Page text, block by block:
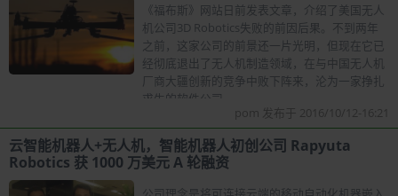
《福布斯》网站日前发表文章，介绍了美国无人
机公司3D Robotics失败的前因后果。不到两年
之前，这家公司的前景还一片光明，但现在它已
经彻底退出了无人机制造领域，在与中国无人机
厂商大疆创新的竞争中败下阵来，沦为一家挣扎
求生的软件公司。
pom 发布于 2016/10/12-16:21
云智能机器人+无人机，智能机器人初创公司 Rapyuta
Robotics 获 1000 万美元 A 轮融资